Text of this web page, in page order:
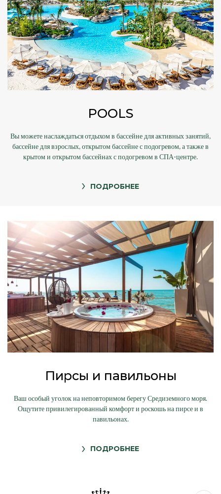
POOLS
Вы можете наслаждаться отдыхом в бассейне для активных занятий,
бассейне для взрослых, открытом бассейне с подогревом, а также в
крытом и открытом бассейнах с подогревом в СПА-центре.
ПОДРОБНЕЕ
Пирсы и павильоны
Ваш особый уголок на неповторимом берегу Средиземного моря.
Ощутите привилегированный комфорт и роскошь на пирсе и в
павильонах.
ПОДРОБНЕЕ